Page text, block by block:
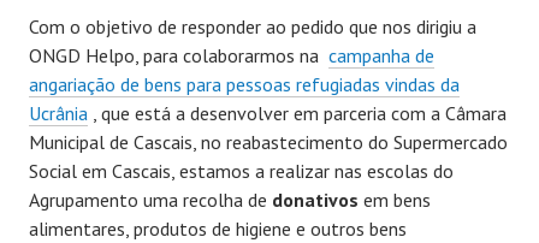
Com o objetivo de responder ao pedido que nos dirigiu a
ONGD Helpo, para colaborarmos na campanha de
angariação de bens para pessoas refugiadas vindas da
Ucrânia , que está a desenvolver em parceria com a Câmara
Municipal de Cascais, no reabastecimento do Supermercado
Social em Cascais, estamos a realizar nas escolas do
Agrupamento uma recolha de donativos em bens
alimentares, produtos de higiene e outros bens